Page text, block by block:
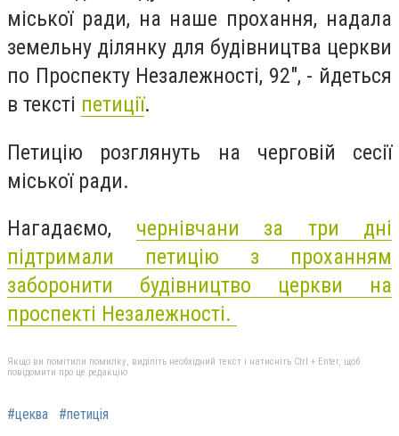
міської ради, на наше прохання, надала
земельну ділянку для будівництва церкви
по Проспекту Незалежності, 92", - йдеться
в тексті петиції.
Петицію розглянуть на черговій сесії
міської ради.
Нагадаємо, чернівчани за три дні
підтримали петицію з проханням
заборонити будівництво церкви на
проспекті Незалежності.
Якщо ви помітили помилку, виділіть необхідний текст і натисніть Ctrl + Enter, щоб
повідомити про це редакцію
#цеква #петиція